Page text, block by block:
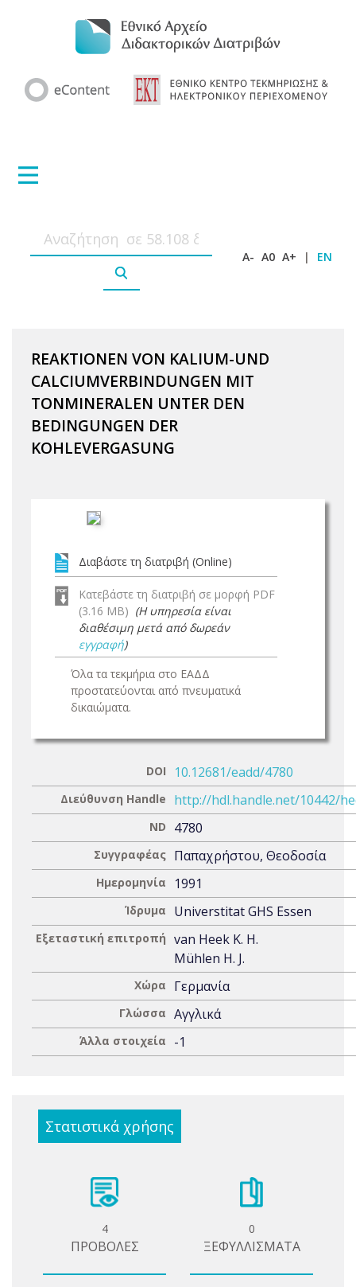
A- A0 A+ | EN
REAKTIONEN VON KALIUM-UND
CALCIUMVERBINDUNGEN MIT
TONMINERALEN UNTER DEN
BEDINGUNGEN DER
KOHLEVERGASUNG
Διαβάστε τη διατριβή (Online)
Κατεβάστε τη διατριβή σε μορφή PDF
(3.16 MB) (Η υπηρεσία είναι
διαθέσιμη μετά από δωρεάν
εγγραφή)
Όλα τα τεκμήρια στο ΕΑΔΔ
προστατεύονται από πνευματικά
δικαιώματα.
DOI 10.12681/eadd/4780
Διεύθυνση Handle http://hdl.handle.net/10442/
ND 4780
Συγγραφέας Παπαχρήστου, Θεοδοσία
Ημερομηνία 1991
Ίδρυμα Universtitat GHS Essen
Εξεταστική επιτροπή van Heek K. H.
Mühlen H. J.
Χώρα Γερμανία
Γλώσσα Αγγλικά
Άλλα στοιχεία -1
Στατιστικά χρήσης
4
ΠΡΟΒΟΛΕΣ
0
ΞΕΦΥΛΛΙΣΜΑΤΑ